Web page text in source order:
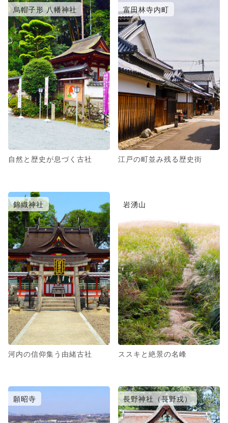
烏帽子形 八幡神社
自然と歴史が息づく古社
富田林寺内町
江戸の町並み残る歴史街
錦織神社
河内の信仰集う由緒古社
岩湧山
ススキと絶景の名峰
願昭寺 長野神社（長野戎）